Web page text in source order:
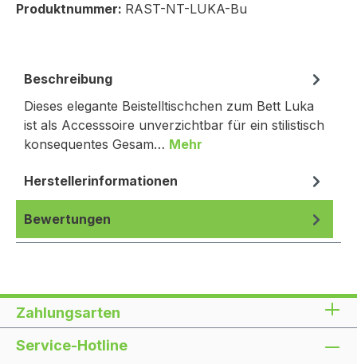
Produktnummer: RAST-NT-LUKA-Bu
Beschreibung
Dieses elegante Beistelltischchen zum Bett Luka
ist als Accesssoire unverzichtbar für ein stilistisch
konsequentes Gesam… Mehr
Herstellerinformationen
Bewertungen
Zahlungsarten
Service-Hotline